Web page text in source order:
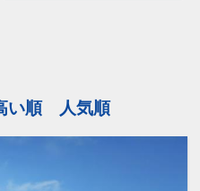
い順 人気順